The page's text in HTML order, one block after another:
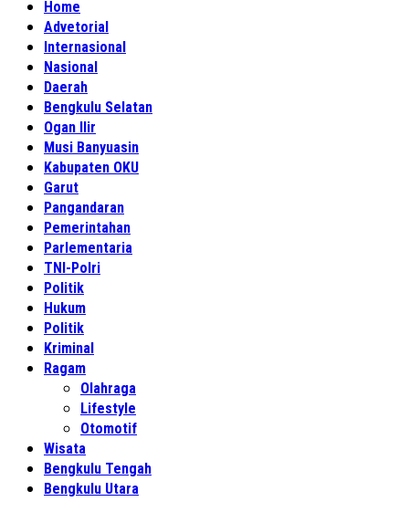
Home
Advetorial
Internasional
Nasional
Daerah
Bengkulu Selatan
Ogan Ilir
Musi Banyuasin
Kabupaten OKU
Garut
Pangandaran
Pemerintahan
Parlementaria
TNI-Polri
Politik
Hukum
Politik
Kriminal
Ragam
Olahraga
Lifestyle
Otomotif
Wisata
Bengkulu Tengah
Bengkulu Utara